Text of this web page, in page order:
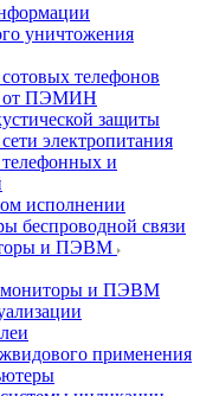
уничтожения
телефонов
от ПЭМИН
защиты
электропитания
и
исполнении
беспроводной связи
и ПЭВМ
и ПЭВМ
применения